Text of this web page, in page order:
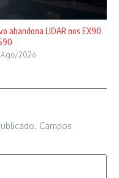
abandona LIDAR nos EX90
2026
Campos